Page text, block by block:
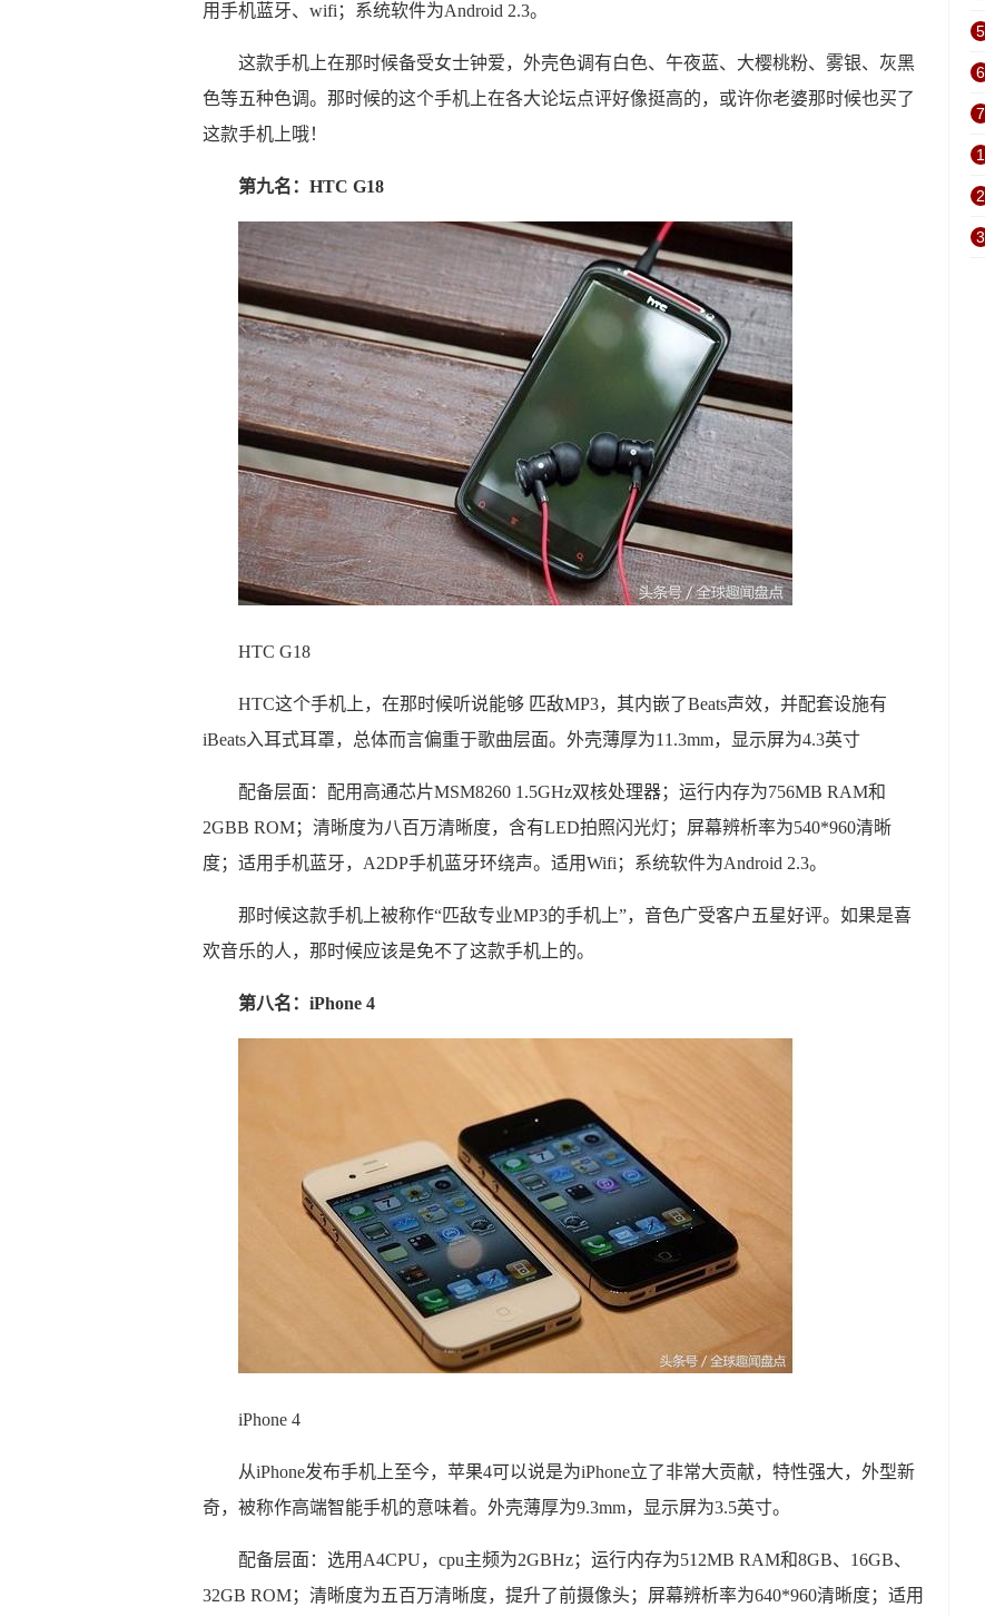
用手机蓝牙、wifi；系统软件为Android 2.3。
这款手机上在那时候备受女士钟爱，外壳色调有白色、午夜蓝、大樱桃粉、雾银、灰黑
色等五种色调。那时候的这个手机上在各大论坛点评好像挺高的，或许你老婆那时候也买了
这款手机上哦！
第九名：HTC G18
HTC G18
HTC这个手机上，在那时候听说能够 匹敌MP3，其内嵌了Beats声效，并配套设施有
iBeats入耳式耳罩，总体而言偏重于歌曲层面。外壳薄厚为11.3mm，显示屏为4.3英寸
配备层面：配用高通芯片MSM8260 1.5GHz双核处理器；运行内存为756MB RAM和
2GBB ROM；清晰度为八百万清晰度，含有LED拍照闪光灯；屏幕辨析率为540*960清晰
度；适用手机蓝牙，A2DP手机蓝牙环绕声。适用Wifi；系统软件为Android 2.3。
那时候这款手机上被称作“匹敌专业MP3的手机上”，音色广受客户五星好评。如果是喜
欢音乐的人，那时候应该是免不了这款手机上的。
第八名：iPhone 4
iPhone 4
从iPhone发布手机上至今，苹果4可以说是为iPhone立了非常大贡献，特性强大，外型新
奇，被称作高端智能手机的意味着。外壳薄厚为9.3mm，显示屏为3.5英寸。
配备层面：选用A4CPU，cpu主频为2GBHz；运行内存为512MB RAM和8GB、16GB、
32GB ROM；清晰度为五百万清晰度，提升了前摄像头；屏幕辨析率为640*960清晰度；适用
5
6
7
1
2
3